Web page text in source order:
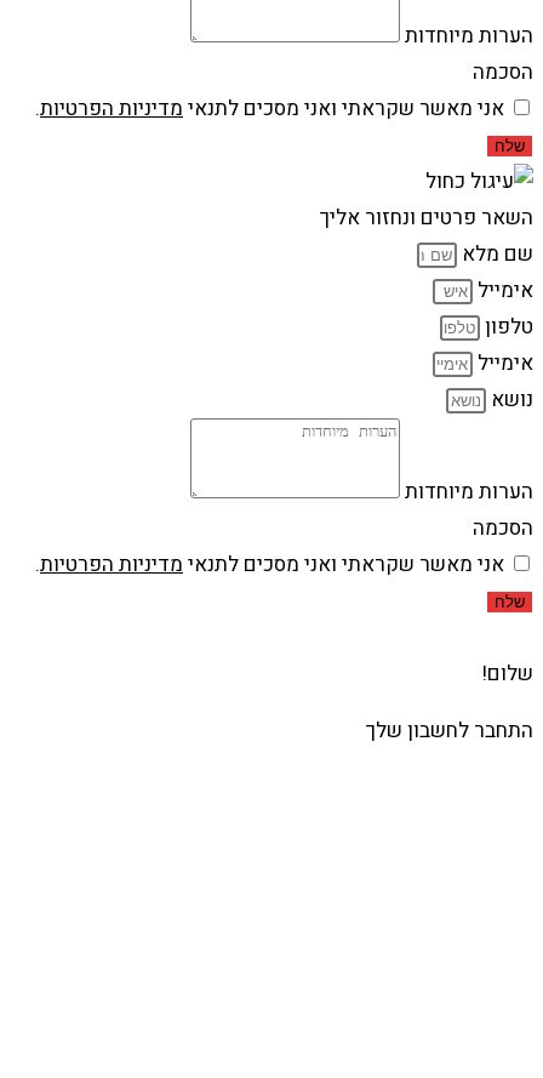
הערות מיוחדות
הסכמה
אני מאשר שקראתי ואני מסכים לתנאי מדיניות הפרטיות.
שלח
השאר פרטים ונחזור אליך
שם מלא
אימייל
טלפון
אימייל
נושא
הערות מיוחדות
הסכמה
אני מאשר שקראתי ואני מסכים לתנאי מדיניות הפרטיות.
שלח
שלום!
התחבר לחשבון שלך